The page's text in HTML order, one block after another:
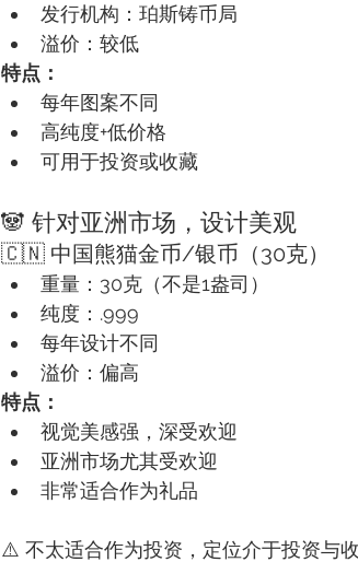
发行机构：珀斯铸币局
溢价：较低
特点：
每年图案不同
高纯度+低价格
可用于投资或收藏
🐼 针对亚洲市场，设计美观
🇨🇳 中国熊猫金币/银币（30克）
重量：30克（不是1盎司）
纯度：.999
每年设计不同
溢价：偏高
特点：
视觉美感强，深受欢迎
亚洲市场尤其受欢迎
非常适合作为礼品
⚠️ 不太适合作为投资，定位介于投资与收